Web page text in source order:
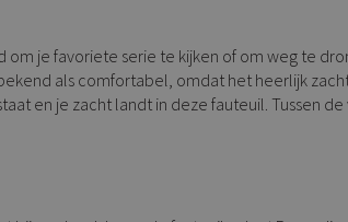
je favoriete serie te kijken of om weg te
als comfortabel, omdat het heerlijk
en je zacht landt in deze fauteuil. Tussen